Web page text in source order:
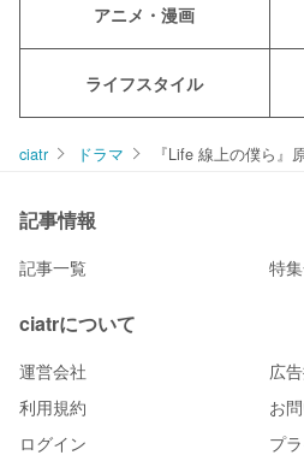
アニメ・漫画
ライフスタイル
ciatr ドラマ 『Life 線上の僕ら
記事情報
記事一覧 特
ciatrについて
運営会社
広
利用規約
お
ログイン
プ